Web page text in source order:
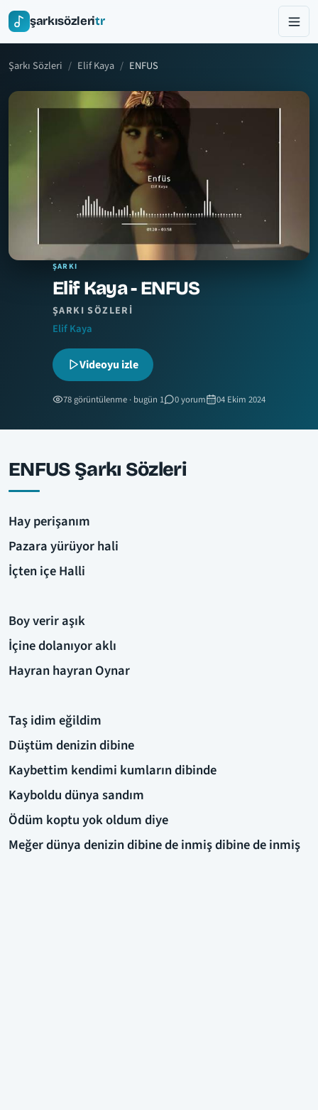
şarkısözleritr
Şarkı Sözleri Elif Kaya ENFUS
ŞARKI
Elif Kaya - ENFUS
ŞARKI SÖZLERI
Elif Kaya
Videoyu izle
78 görüntülenme · bugün 1 0 yorum 04 Ekim 2024
ENFUS Şarkı Sözleri
Hay perişanım
Pazara yürüyor hali
İçten içe Halli
Boy verir aşık
İçine dolanıyor aklı
Hayran hayran Oynar
Taş idim eğildim
Düştüm denizin dibine
Kaybettim kendimi kumların dibinde
Kayboldu dünya sandım
Ödüm koptu yok oldum diye
Meğer dünya denizin dibine de inmiş dibine de inmiş